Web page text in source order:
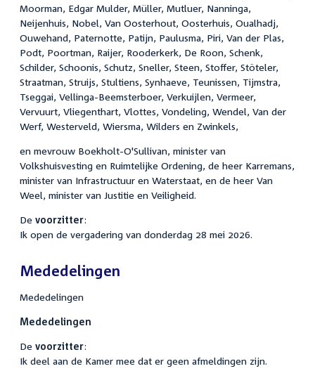
Moorman, Edgar Mulder, Müller, Mutluer, Nanninga,
Neijenhuis, Nobel, Van Oosterhout, Oosterhuis, Oualhadj,
Ouwehand, Paternotte, Patijn, Paulusma, Piri, Van der Plas,
Podt, Poortman, Raijer, Rooderkerk, De Roon, Schenk,
Schilder, Schoonis, Schutz, Sneller, Steen, Stoffer, Stöteler,
Straatman, Struijs, Stultiens, Synhaeve, Teunissen, Tijmstra,
Tseggai, Vellinga-Beemsterboer, Verkuijlen, Vermeer,
Vervuurt, Vliegenthart, Vlottes, Vondeling, Wendel, Van der
Werf, Westerveld, Wiersma, Wilders en Zwinkels,
en mevrouw Boekholt-O'Sullivan, minister van
Volkshuisvesting en Ruimtelijke Ordening, de heer Karremans,
minister van Infrastructuur en Waterstaat, en de heer Van
Weel, minister van Justitie en Veiligheid.
De voorzitter:
Ik open de vergadering van donderdag 28 mei 2026.
Mededelingen
Mededelingen
Mededelingen
De voorzitter:
Ik deel aan de Kamer mee dat er geen afmeldingen zijn.